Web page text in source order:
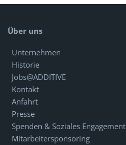
Über uns
Unternehmen
Historie
Jobs@ADDITIVE
Kontakt
Anfahrt
Presse
Spenden & Soziales Engagement
Mitarbeitersponsoring